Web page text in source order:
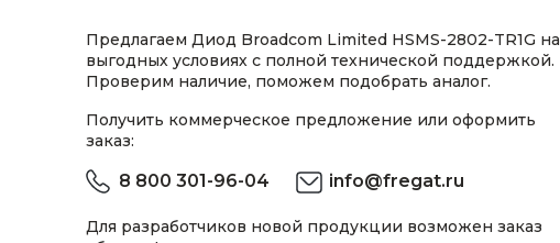
Предлагаем Диод Broadcom Limited HSMS-2802-TR1G на
выгодных условиях с полной технической поддержкой.
Проверим наличие, поможем подобрать аналог.
Получить коммерческое предложение или оформить
заказ:
8 800 301-96-04 info@fregat.ru
Для разработчиков новой продукции возможен заказ